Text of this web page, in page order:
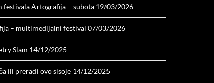
festivala Artografija – subota 19/03/2026
– multimedijalni festival 07/03/2026
Slam 14/12/2025
ili preradi ovo sisoje 14/12/2025